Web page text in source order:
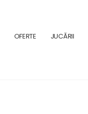
OFERTE JUCĂRII